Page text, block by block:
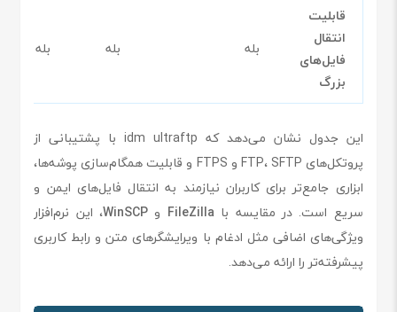
قابلیت
انتقال
فایل‌های
بزرگ
بله بله بله
این جدول نشان می‌دهد که idm ultraftp با پشتیبانی از
پروتکل‌های FTP، SFTP و FTPS و قابلیت همگام‌سازی پوشه‌ها،
ابزاری جامع‌تر برای کاربران نیازمند به انتقال فایل‌های ایمن و
سریع است. در مقایسه باFileZilla و WinSCP، این نرم‌افزار
ویژگی‌های اضافی مثل ادغام با ویرایشگرهای متن و رابط کاربری
پیشرفته‌تر را ارائه می‌دهد.